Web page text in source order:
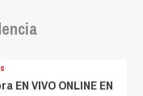
EN VIVO ONLINE EN